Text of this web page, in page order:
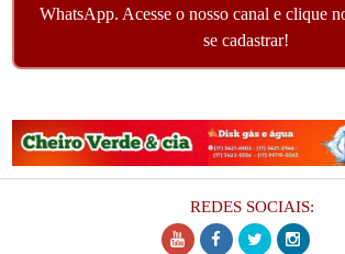
WhatsApp. Acesse o nosso canal e clique
se cadastrar!
REDES SOCIAIS: